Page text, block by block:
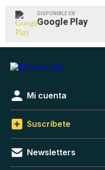
DISPONIBLE EN
Google Play
Mi cuenta
Suscríbete
Newsletters